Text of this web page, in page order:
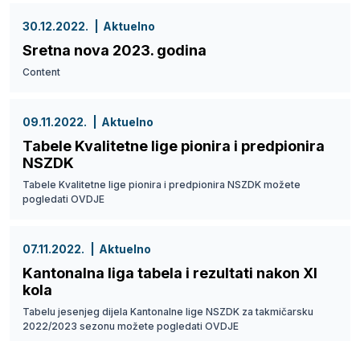
30.12.2022. Aktuelno
Sretna nova 2023. godina
Content
09.11.2022. Aktuelno
Tabele Kvalitetne lige pionira i predpionira
NSZDK
Tabele Kvalitetne lige pionira i predpionira NSZDK možete
pogledati OVDJE
07.11.2022. Aktuelno
Kantonalna liga tabela i rezultati nakon XI
kola
Tabelu jesenjeg dijela Kantonalne lige NSZDK za takmičarsku
2022/2023 sezonu možete pogledati OVDJE